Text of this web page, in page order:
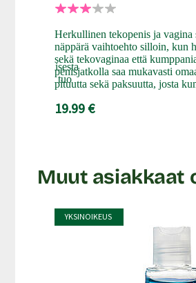
Väri: Vaalea
Koko: 5,2 x 3,2 cm
Toimii: USB-ladattava
1 näppäin, kantama noin 10
Lähetyksen paino: ~ 0.5 kg
ihon kaltaisesta
penissukka tuo
Herkullinen tekopenis ja vagina
näppärä vaihtoehto silloin, kun
sekä tekovaginaa että
penisjatkolla saa mukavasti
pituutta sekä paksuutta, josta
19.99 €
Muut asiakkaat
YKSINOIKEUS